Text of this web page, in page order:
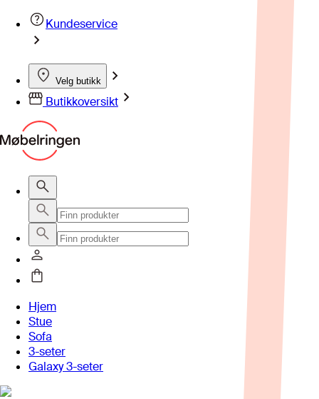
Kundeservice
Velg butikk
Butikkoversikt
Hjem
Stue
Sofa
3-seter
Galaxy 3-seter